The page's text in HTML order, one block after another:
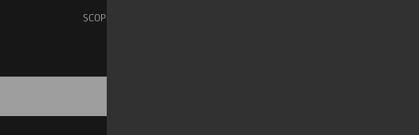
come Andrea, insieme a UniCredit Foundation,
SCOPRI DI PIÙ